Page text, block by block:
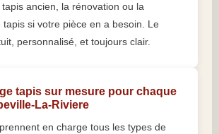
ancien, la rénovation ou la
tapis si votre pièce en a besoin. Le
personnalisé, et toujours clair.
tapis sur mesure pour chaque
La-Riviere
en charge tous les types de